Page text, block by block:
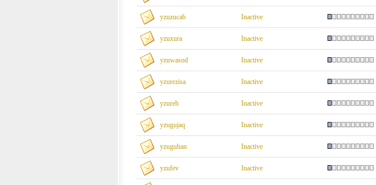
yzuzucab Inactive
yzuxura Inactive
yzuwasod Inactive
yzurezisa Inactive
yzureh Inactive
yzugujaq Inactive
yzuguhan Inactive
yzufev Inactive